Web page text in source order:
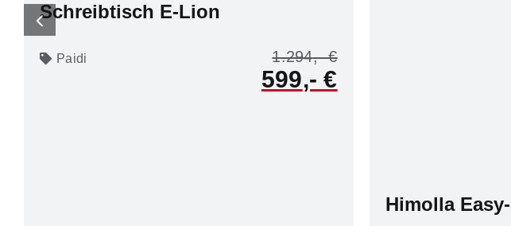
Schreibtisch E-Lion
Paidi 1.294
599
Himolla